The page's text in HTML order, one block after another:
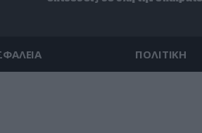
ΠΟΛΙΤΙΚΗ